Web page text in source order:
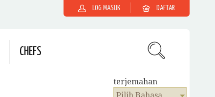
LOG MASUK DAFTAR
CHEFS
terjemahan